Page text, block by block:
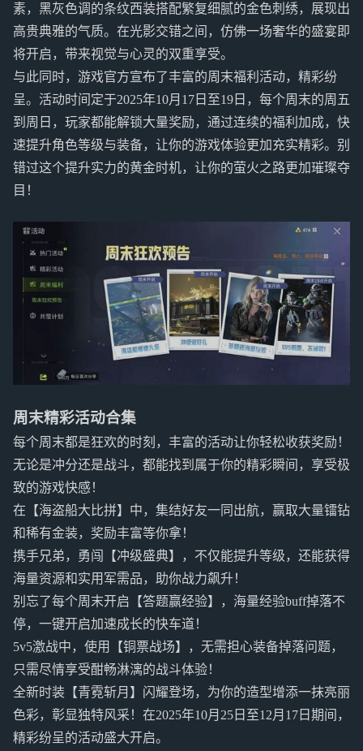
素，黑灰色调的条纹西装搭配繁复细腻的金色刺绣，展现出
高贵典雅的气质。在光影交错之间，仿佛一场奢华的盛宴即
将开启，带来视觉与心灵的双重享受。
与此同时，游戏官方宣布了丰富的周末福利活动，精彩纷
呈。活动时间定于2025年10月17日至19日，每个周末的周五
到周日，玩家都能解锁大量奖励，通过连续的福利加成，快
速提升角色等级与装备，让你的游戏体验更加充实精彩。别
错过这个提升实力的黄金时机，让你的萤火之路更加璀璨夺
目！
周末精彩活动合集
每个周末都是狂欢的时刻，丰富的活动让你轻松收获奖励！
无论是冲分还是战斗，都能找到属于你的精彩瞬间，享受极
致的游戏快感！
在【海盗船大比拼】中，集结好友一同出航，赢取大量镭钻
和稀有金装，奖励丰富等你拿！
携手兄弟，勇闯【冲级盛典】，不仅能提升等级，还能获得
海量资源和实用军需品，助你战力飙升！
别忘了每个周末开启【答题赢经验】，海量经验buff掉落不
停，一键开启加速成长的快车道！
5v5激战中，使用【铜票战场】，无需担心装备掉落问题，
只需尽情享受酣畅淋漓的战斗体验！
全新时装【青霓斩月】闪耀登场，为你的造型增添一抹亮丽
色彩，彰显独特风采！在2025年10月25日至12月17日期间，
精彩纷呈的活动盛大开启。